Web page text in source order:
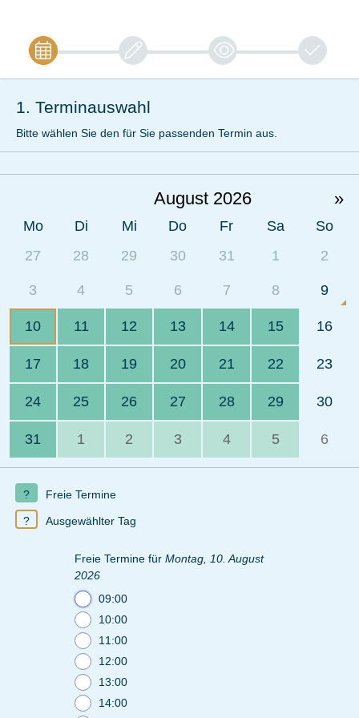
1. Terminauswahl
Bitte wählen Sie den für Sie passenden Termin aus.
August 2026 »
Mo Di Mi Do Fr Sa
So
27
28 29 30 31 1 2
3 4 5 6 7 8 9
10 11 12 13 14 15 16
17 18 19 20 21 22 23
24 25 26 27 28 29 30
31 1 2 3 4 5 6
Freie Termine
Ausgewählter Tag
Freie Termine für Montag, 10. August
2026
09:00
10:00
11:00
12:00
13:00
14:00